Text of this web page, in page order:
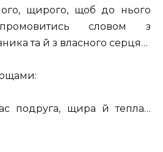
щирого, щоб до нього
словом з
та й з власного серця…
подруга, щира й тепла…